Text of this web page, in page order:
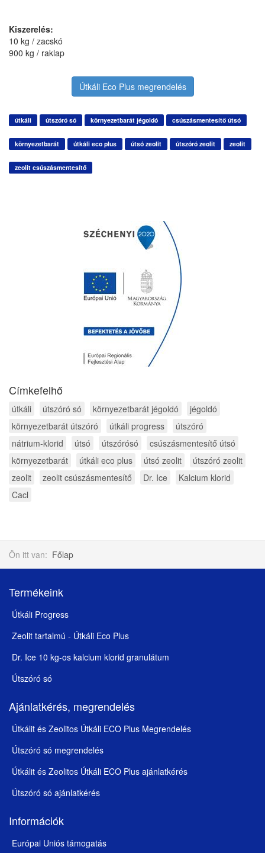
Kiszerelés:
10 kg / zacskó
900 kg / raklap
Útkáli Eco Plus megrendelés
útkáli útszóró só környezetbarát jégoldó csúszásmentesítő útsó
környezetbarát útkáli eco plus útsó zeolit útszóró zeolit zeolit
zeolit csúszásmentesítő
Címkefelhő
útkáli útszóró só környezetbarát jégoldó
jégoldó
környezetbarát útszóró
útkáli progress
útszóró
nátrium-klorid
útsó útszórósó
csúszásmentesítő útsó
környezetbarát
útkáli eco plus útsó zeolit
útszóró zeolit
zeolit
zeolit csúszásmentesítő Dr. Ice
Kalcium klorid
Cacl
Ön itt van: Főlap
Termékeink
Útkáli Progress
Zeolit tartalmú - Útkáli Eco Plus
Dr. Ice 10 kg-os kalcium klorid granulátum
Útszóró só
Ajánlatkérés, megrendelés
Útkálit és Zeolitos Útkáli ECO Plus Megrendelés
Útszóró só megrendelés
Útkálit és Zeolitos Útkáli ECO Plus ajánlatkérés
Útszóró só ajánlatkérés
Információk
Európai Uniós támogatás